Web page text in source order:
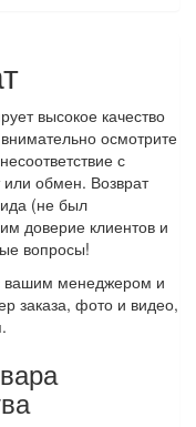
высокое качество
осмотрите
с
обмен. Возврат
(не был
доверие клиентов и
вопросы!
вашим менеджером и
заказа, фото и видео,